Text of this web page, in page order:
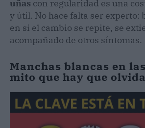
uñas con regularidad es una
y útil. No hace falta ser experto:
en si el cambio se repite, se
acompañado de otros síntomas.
Manchas blancas en
mito que hay que